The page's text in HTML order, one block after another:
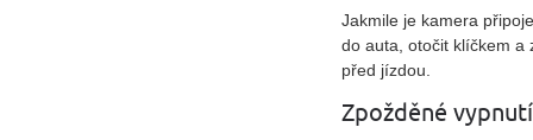
Jakmile je kamera
do auta, otočit klíčkem a
před jízdou.
Zpožděné vypnutí